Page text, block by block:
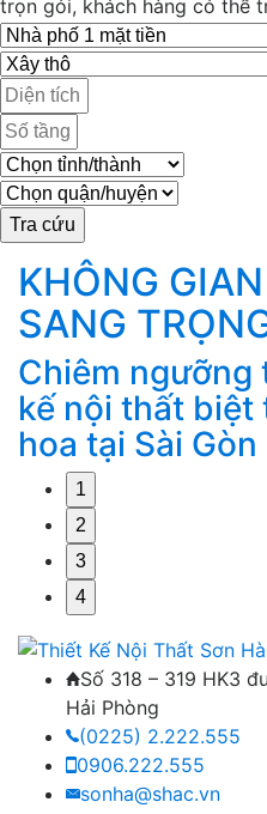
trọn gói, khách hàng có thể
KHÔNG
SANG
Chiêm ngưỡng
kế nội thất biệt
hoa tại Sài Gòn
1
2
3
4
Số 318 – 319 HK3
Hải Phòng
(0225) 2.222.555
0906.222.555
sonha@shac.vn